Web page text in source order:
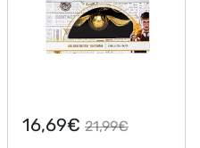
16,69€ 21,99€